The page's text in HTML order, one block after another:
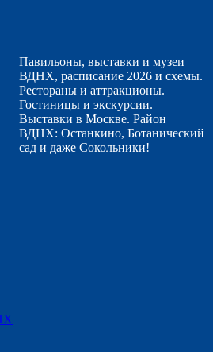
Павильоны, выставки и музеи
ВДНХ, расписание 2026 и схемы.
Рестораны и аттракционы.
Гостиницы и экскурсии.
Выставки в Москве. Район
ВДНХ: Останкино, Ботанический
сад и даже Сокольники!